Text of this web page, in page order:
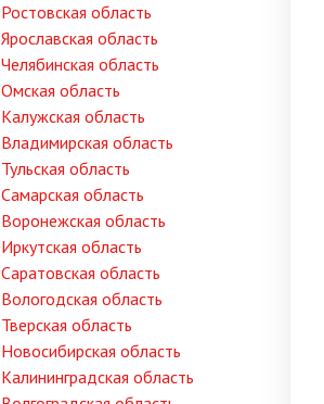
Ростовская область
Ярославская область
Челябинская область
Омская область
Калужская область
Владимирская область
Тульская область
Самарская область
Воронежская область
Иркутская область
Саратовская область
Вологодская область
Тверская область
Новосибирская область
Калининградская область